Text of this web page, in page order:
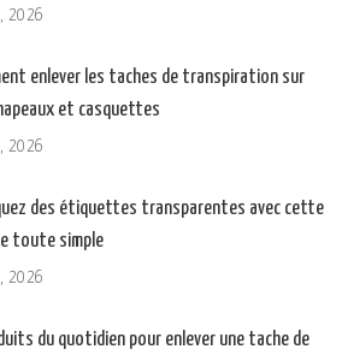
2026
enlever les taches de transpiration sur
et casquettes
2026
des étiquettes transparentes avec cette
toute simple
2026
du quotidien pour enlever une tache de